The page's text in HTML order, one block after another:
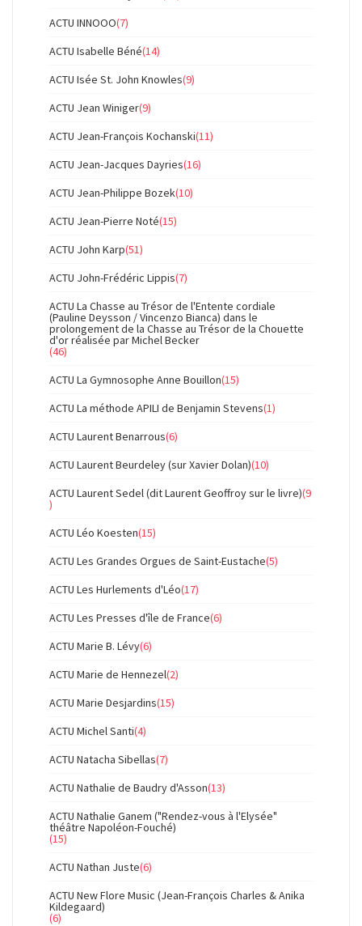
ACTU INNOOO(7)
ACTU Isabelle Béné(14)
ACTU Isée St. John Knowles(9)
ACTU Jean Winiger(9)
ACTU Jean-François Kochanski(11)
ACTU Jean-Jacques Dayries(16)
ACTU Jean-Philippe Bozek(10)
ACTU Jean-Pierre Noté(15)
ACTU John Karp(51)
ACTU John-Frédéric Lippis(7)
ACTU La Chasse au Trésor de l'Entente cordiale
(Pauline Deysson / Vincenzo Bianca) dans le
prolongement de la Chasse au Trésor de la Chouette
d'or réalisée par Michel Becker
(46)
ACTU La Gymnosophe Anne Bouillon(15)
ACTU La méthode APILI de Benjamin Stevens(1)
ACTU Laurent Benarrous(6)
ACTU Laurent Beurdeley (sur Xavier Dolan)(10)
ACTU Laurent Sedel (dit Laurent Geoffroy sur le livre)(9
)
ACTU Léo Koesten(15)
ACTU Les Grandes Orgues de Saint-Eustache(5)
ACTU Les Hurlements d'Léo(17)
ACTU Les Presses d'île de France(6)
ACTU Marie B. Lévy(6)
ACTU Marie de Hennezel(2)
ACTU Marie Desjardins(15)
ACTU Michel Santi(4)
ACTU Natacha Sibellas(7)
ACTU Nathalie de Baudry d'Asson(13)
ACTU Nathalie Ganem ("Rendez-vous à l'Elysée"
théâtre Napoléon-Fouché)
(15)
ACTU Nathan Juste(6)
ACTU New Flore Music (Jean-François Charles & Anika
Kildegaard)
(6)